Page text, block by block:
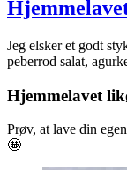
2024-
08-
Jeg elsker et godt
peberrod salat,
Hjemmelavet
Prøv, at lave din
🤩